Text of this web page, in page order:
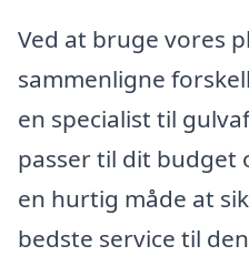
Ved at bruge vores
sammenligne
en specialist til
passer til dit budget
en hurtig måde at
bedste service til